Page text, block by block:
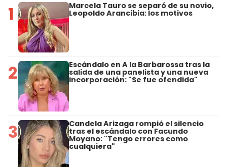
1 Marcela Tauro se separó de su novio,
Leopoldo Arancibia: los motivos
2 Escándalo en A la Barbarossa tras la
salida de una panelista y una nueva
incorporación: "Se fue ofendida"
3 Candela Arizaga rompió el silencio
tras el escándalo con Facundo
Moyano: "Tengo errores como
cualquiera"